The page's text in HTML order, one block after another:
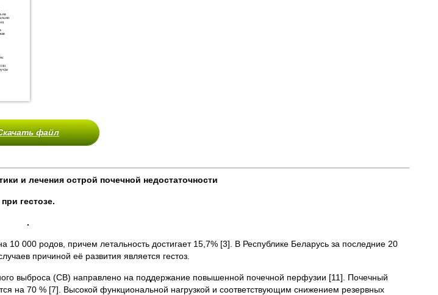
файл
и лечения острой почечной недостаточности
при гестозе.
.
10 000 родов, причем летальность достигает 15,7% [3]. В Республике Беларусь за последние 20
причиной её развития является гестоз.
выброса (СВ) направлено на поддержание повышенной почечной перфузии [11]. Почечный
на 70 % [7]. Высокой функциональной нагрузкой и соответствующим снижением резервных